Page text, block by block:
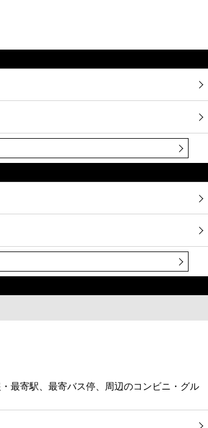
最寄駅、最寄バス停、周辺のコンビニ・グル